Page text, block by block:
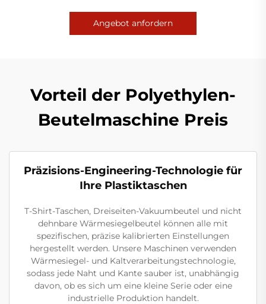
Angebot anfordern
Vorteil der Polyethylen-
Beutelmaschine Preis
Präzisions-Engineering-Technologie für
Ihre Plastiktaschen
T-Shirt-Taschen, Dreiseiten-Vakuumbeutel und nicht
dehnbare Wärmesiegelbeutel können alle mit
spezifischen, präzise kalibrierten Einstellungen
hergestellt werden. Unsere Maschinen verwenden
Wärmesiegel- und Kaltverarbeitungstechnologie,
sodass jede Naht und Kante sauber ist, unabhängig
davon, ob es sich um eine kleine Serie oder eine
industrielle Produktion handelt.